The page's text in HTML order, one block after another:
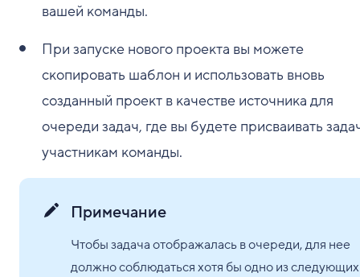
вашей команды.
При запуске нового проекта вы можете
скопировать шаблон и использовать вновь
созданный проект в качестве источника для
очереди задач, где вы будете присваивать
участникам команды.
Примечание
Чтобы задача отображалась в очереди, для нее
должно соблюдаться хотя бы одно из следующих